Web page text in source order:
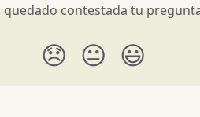
quedado contestada tu
😞 😐 😃